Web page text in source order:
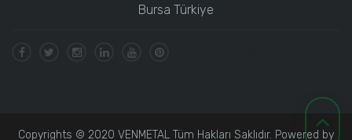
Bursa Türkiye
Copyrights © 2020 VENMETAL Tüm Hakları Saklıdır. Powered by